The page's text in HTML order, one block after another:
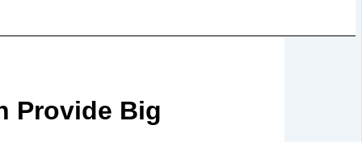
Provide Big